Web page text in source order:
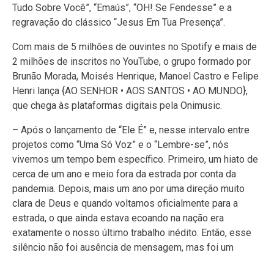
Tudo Sobre Você”, “Emaús”, “OH! Se Fendesse” e a
regravação do clássico “Jesus Em Tua Presença”.
Com mais de 5 milhões de ouvintes no Spotify e mais de
2 milhões de inscritos no YouTube, o grupo formado por
Brunão Morada, Moisés Henrique, Manoel Castro e Felipe
Henri lança {AO SENHOR • AOS SANTOS • AO MUNDO},
que chega às plataformas digitais pela Onimusic.
– Após o lançamento de “Ele É” e, nesse intervalo entre
projetos como “Uma Só Voz” e o “Lembre-se”, nós
vivemos um tempo bem específico. Primeiro, um hiato de
cerca de um ano e meio fora da estrada por conta da
pandemia. Depois, mais um ano por uma direção muito
clara de Deus e quando voltamos oficialmente para a
estrada, o que ainda estava ecoando na nação era
exatamente o nosso último trabalho inédito. Então, esse
silêncio não foi ausência de mensagem, mas foi um